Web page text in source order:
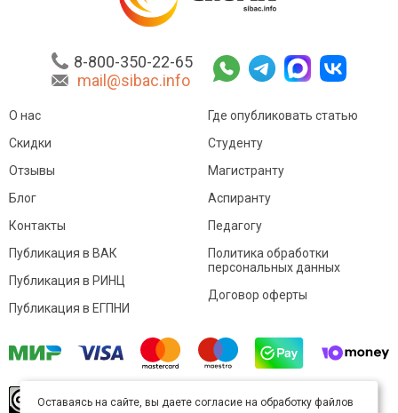
8-800-350-22-65
mail@sibac.info
О нас
Скидки
Отзывы
Блог
Контакты
Где опубликовать статью
Студенту
Магистранту
Аспиранту
Педагогу
Публикация в ВАК
Публикация в РИНЦ
Публикация в ЕГПНИ
Политика обработки
персональных данных
Договор оферты
произведение доступно полицензии Creative
Оставаясь на сайте, вы даете согласие на обработку файлов